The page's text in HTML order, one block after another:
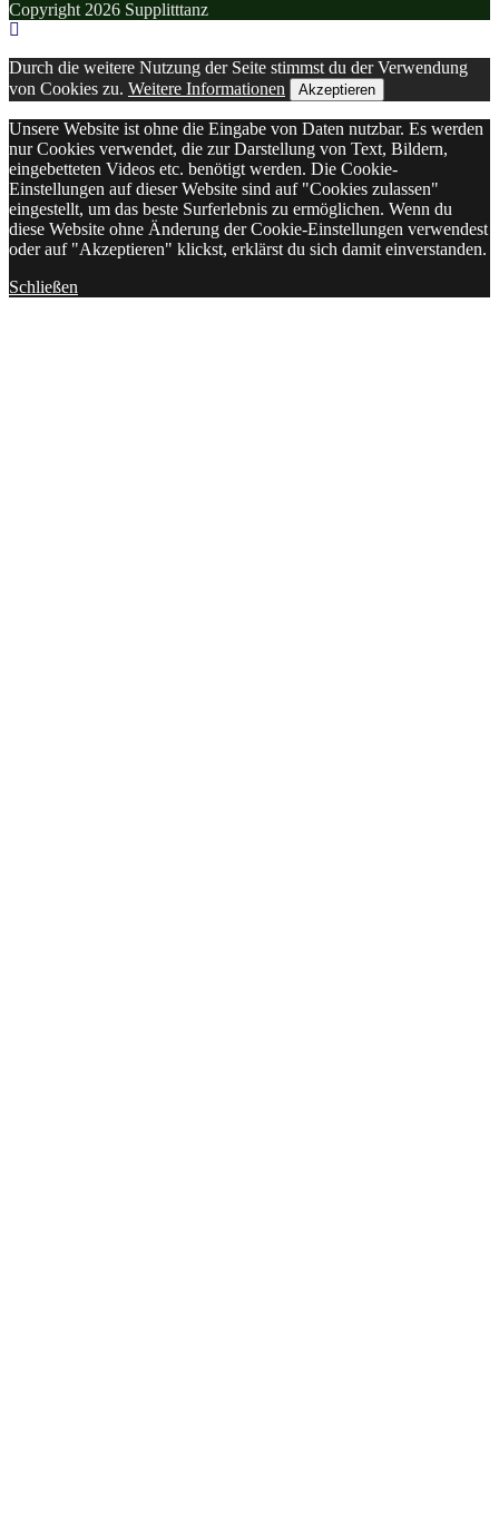
Copyright 2026 Supplitttanz
Durch die weitere Nutzung der Seite stimmst du der Verwendung
von Cookies zu. Weitere Informationen Akzeptieren
Unsere Website ist ohne die Eingabe von Daten nutzbar. Es werden
nur Cookies verwendet, die zur Darstellung von Text, Bildern,
eingebetteten Videos etc. benötigt werden. Die Cookie-
Einstellungen auf dieser Website sind auf "Cookies zulassen"
eingestellt, um das beste Surferlebnis zu ermöglichen. Wenn du
diese Website ohne Änderung der Cookie-Einstellungen verwendest
oder auf "Akzeptieren" klickst, erklärst du sich damit einverstanden.
Schließen